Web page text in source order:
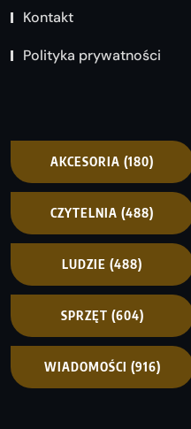
Kontakt
Polityka prywatności
AKCESORIA (180)
CZYTELNIA (488)
LUDZIE (488)
SPRZĘT (604)
WIADOMOŚCI (916)